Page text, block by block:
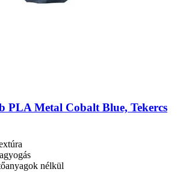
PLA Metal Cobalt Blue, Tekercs
nélkül